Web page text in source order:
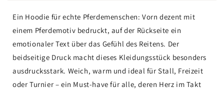
Ein Hoodie für echte Pferdemenschen: Vorn dezent mit
einem Pferdemotiv bedruckt, auf der Rückseite ein
emotionaler Text über das Gefühl des Reitens. Der
beidseitige Druck macht dieses Kleidungsstück besonders
ausdrucksstark. Weich, warm und ideal für Stall, Freizeit
oder Turnier – ein Must-have für alle, deren Herz im Takt